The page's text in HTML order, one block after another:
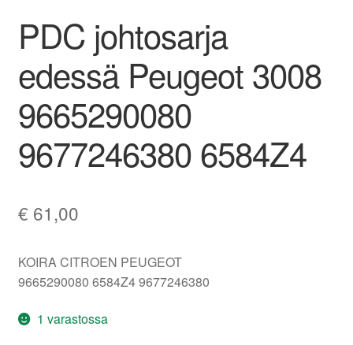
Valitukset
PDC johtosarja
edessä Peugeot 3008
9665290080
9677246380 6584Z4
€ 61,00
KOIRA CITROEN PEUGEOT
9665290080 6584Z4 9677246380
1 varastossa